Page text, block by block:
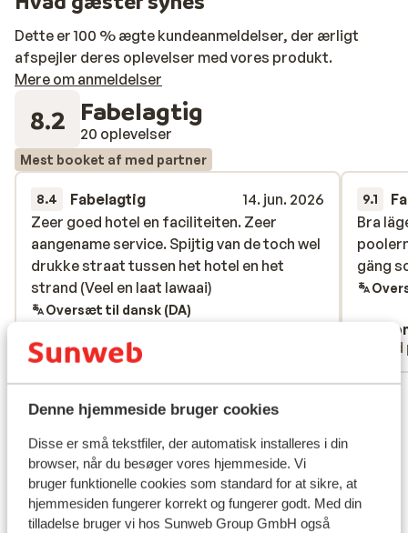
Denne hjemmeside bruger cookies
Disse er små tekstfiler, der automatisk installeres i din
browser, når du besøger vores hjemmeside. Vi
bruger funktionelle cookies som standard for at sikre, at
hjemmesiden fungerer korrekt og fungerer godt. Med din
tilladelse bruger vi hos Sunweb Group GmbH også
Dette er 100 % ægte kundeanmeldelser, der ærligt
afspejler deres oplevelser med vores produkt.
Mere om anmeldelser
8.2 Fabelagtig
20 oplevelser
Mest booket af med partner
8.4 Fabelagtig
14. jun. 2026
Zeer goed hotel en faciliteiten. Zeer
aangename service. Spijtig van de toch wel
drukke straat tussen het hotel en het
strand (Veel en laat lawaai)
Zeer goed hotel en faciliteiten. Zeer
aangename service. Spijtig van de toch wel
drukke straat tussen het hotel en het
strand (Veel en laat lawaai)
Oversæt til dansk (DA)
Med partner
9.1
Bra
gäng
Bra
gäng
Andre overnatningssteder i Mallorca
Ikos Porto Petro